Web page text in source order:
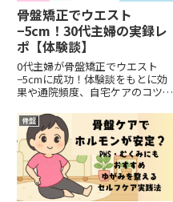
骨盤矯正でウエスト
−5cm！30代主婦の実録レ
ポ【体験談】
0代主婦が骨盤矯正でウエスト
−5cmに成功！体験談をもとに効
果や通院頻度、自宅ケアのコツま
骨盤